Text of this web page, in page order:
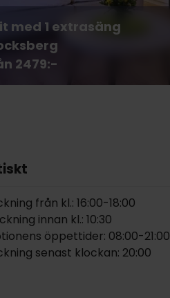
med 1 extrasäng
2479:-
från kl.: 16:00-18:00
innan kl.: 10:30
öppettider: 08:00-21:00
senast klockan: 20:00